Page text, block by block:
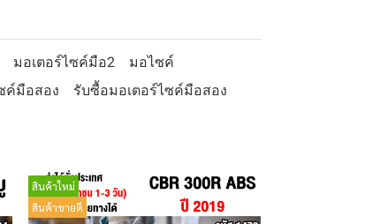
มอเตอร์ไซค์มือ2
มอไซค์
ค์มือสอง
รับซื้อมอเตอร์ไซค์มือสอง
สินค้าใหม่
สินค้าขายดี